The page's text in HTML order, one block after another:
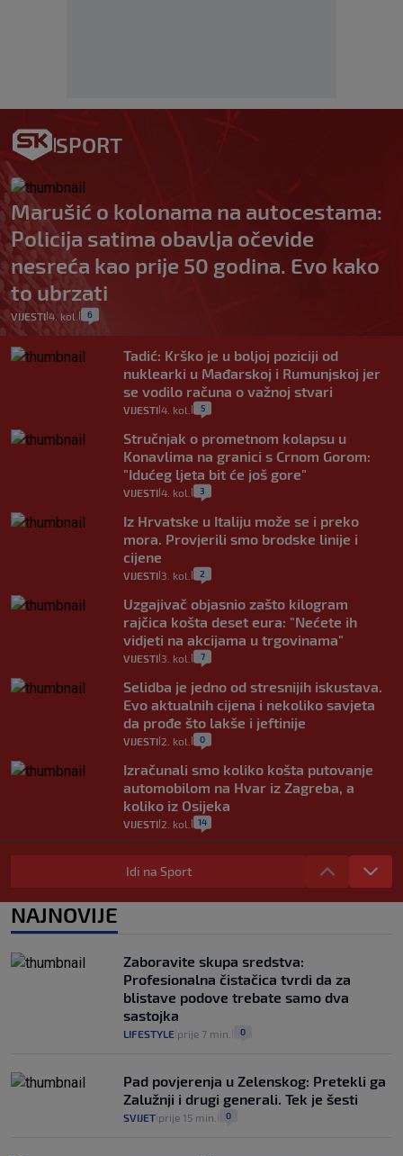
SPORT
Marušić o kolonama na autocestama:
Policija satima obavlja očevide
nesreća kao prije 50 godina. Evo kako
to ubrzati
VIJESTI 4. kol. 6
Tadić: Krško je u boljoj poziciji od
nuklearki u Mađarskoj i Rumunjskoj jer
se vodilo računa o važnoj stvari
VIJESTI 4. kol. 5
Stručnjak o prometnom kolapsu u
Konavlima na granici s Crnom Gorom:
"Idućeg ljeta bit će još gore"
VIJESTI 4. kol. 3
Iz Hrvatske u Italiju može se i preko
mora. Provjerili smo brodske linije i
cijene
VIJESTI 3. kol. 2
Uzgajivač objasnio zašto kilogram
rajčica košta deset eura: "Nećete ih
vidjeti na akcijama u trgovinama"
VIJESTI 3. kol. 7
Selidba je jedno od stresnijih iskustava.
Evo aktualnih cijena i nekoliko savjeta
da prođe što lakše i jeftinije
VIJESTI 2. kol. 0
Izračunali smo koliko košta putovanje
automobilom na Hvar iz Zagreba, a
koliko iz Osijeka
VIJESTI 2. kol. 14
"Kći je otišla na more, a zaboravila
zdravstvenu iskaznicu". Kakva su prava
pacijenata izvan mjesta prebivališta?
1
Plenković na 15 dana ukine mjere: "Ne bi
se dogodilo ništa. Vlada se zaljubila u te
intervencije"
30. srp. 25
Idi na Sport
NAJNOVIJE
Zaboravite skupa sredstva:
Profesionalna čistačica tvrdi da za
blistave podove trebate samo dva
sastojka
LIFESTYLE prije 7 min. 0
Pad povjerenja u Zelenskog: Pretekli ga
Zalužnji i drugi generali. Tek je šesti
SVIJET prije 15 min. 0